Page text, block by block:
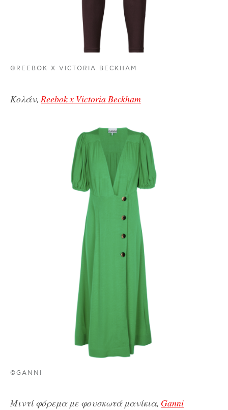
©REEBOK X VICTORIA BECKHAM
Κολάν, Reebok x Victoria Beckham
©GANNI
Μιντί φόρεμα με φουσκωτά μανίκια, Ganni